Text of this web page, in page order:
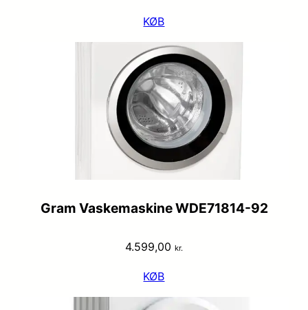
KØB
Gram Vaskemaskine WDE71814-92
4.599,00 kr.
KØB